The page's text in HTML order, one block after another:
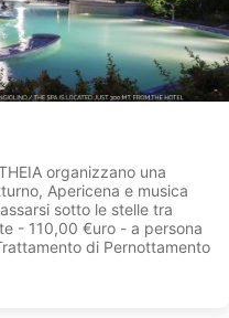
organizzano una
Apericena e musica
sotto le stelle tra
- 110,00 €uro - a persona
di Pernottamento